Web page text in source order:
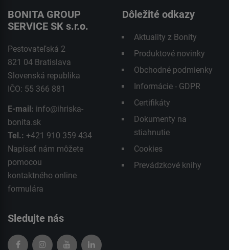
BONITA GROUP
SERVICE SK s.r.o.
Pestovateľská 2
821 04 Bratislava
Slovenská republika
IČO: 55 366 881
E-mail: info@ihriska-
bonita.sk
Tel.: +421 910 359 434
Napísať nám môžete
pomocou
kontaktného online
formulára
Dôležité odkazy
Aktuality z Bonity
Produktové novinky
Obchodné podmienky
Informácie - GDPR
Certifikáty
Dokumenty na
stiahnutie
Cookies
Prevádzkové knihy
Sledujte nás